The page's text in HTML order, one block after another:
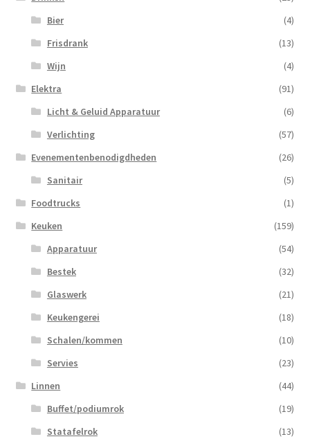
Bier
(4)
Frisdrank
(13)
Wijn
(4)
Elektra
(91)
Licht & Geluid Apparatuur
(6)
Verlichting
(57)
Evenementenbenodigdheden
(26)
Sanitair
(5)
Foodtrucks
(1)
Keuken
(159)
Apparatuur
(54)
Bestek
(32)
Glaswerk
(21)
Keukengerei
(18)
Schalen/kommen
(10)
Servies
(23)
Linnen
(44)
Buffet/podiumrok
(19)
Statafelrok
(13)